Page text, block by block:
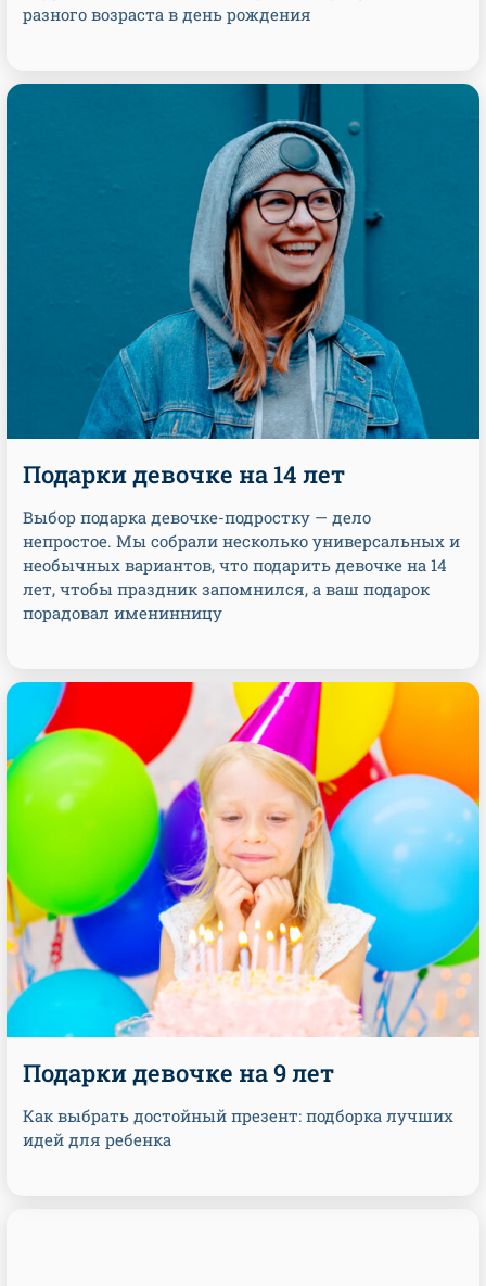
разного возраста в день рождения
Подарки девочке на 14 лет
Выбор подарка девочке-подростку — дело
непростое. Мы собрали несколько универсальных и
необычных вариантов, что подарить девочке на 14
лет, чтобы праздник запомнился, а ваш подарок
порадовал именинницу
Подарки девочке на 9 лет
Как выбрать достойный презент: подборка лучших
идей для ребенка